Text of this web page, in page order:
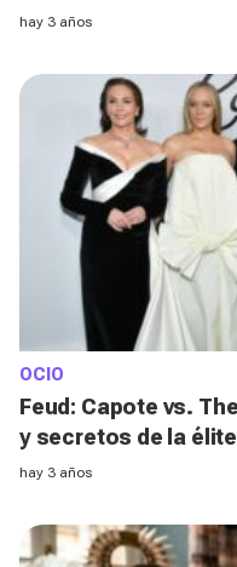
hay 3 años
OCIO
Feud: Capote vs.
y secretos de la
hay 3 años